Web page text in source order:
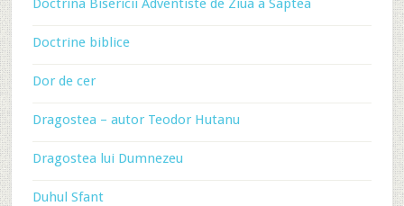
Doctrina Bisericii Adventiste de Ziua a Saptea
Doctrine biblice
Dor de cer
Dragostea – autor Teodor Hutanu
Dragostea lui Dumnezeu
Duhul Sfant